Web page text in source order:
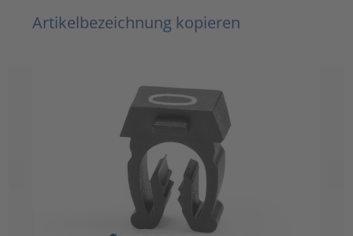
Artikelbezeichnung kopieren